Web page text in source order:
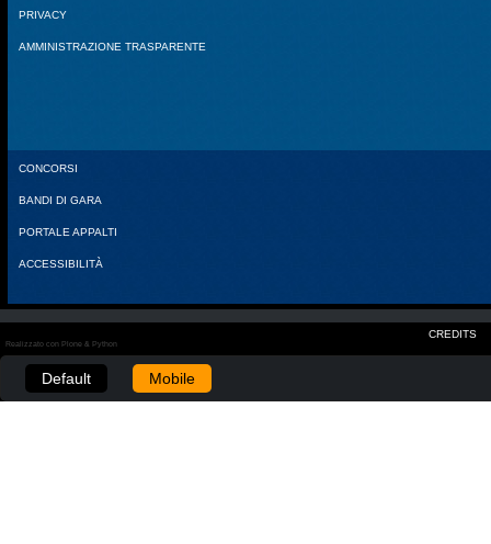
PRIVACY
AMMINISTRAZIONE TRASPARENTE
CONCORSI
BANDI DI GARA
PORTALE APPALTI
ACCESSIBILITÀ
CREDITS
Realizzato con Plone & Python
Default Mobile